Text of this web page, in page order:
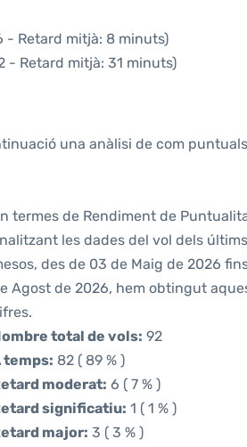
- Retard mitjà: 8 minuts)
- Retard mitjà: 31 minuts)
una anàlisi de com
termes de Rendiment de
les dades del vol dels
des de 03 de Maig de 2026
Agost de 2026, hem obtingut
total de vols: 92
temps: 82 ( 89 % )
moderat: 6 ( 7 % )
significatiu: 1 ( 1 % )
major: 3 ( 3 % )